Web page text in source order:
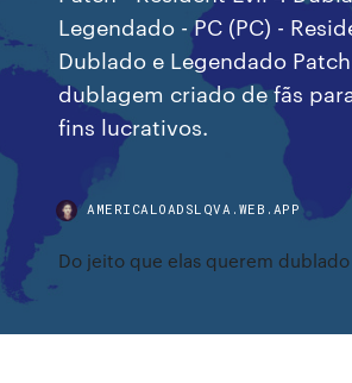
Legendado - PC (PC) -
Dublado e Legendado
dublagem criado de fãs
fins lucrativos.
AMERICALOADSLQVA.WEB.APP
Do jeito que elas querem